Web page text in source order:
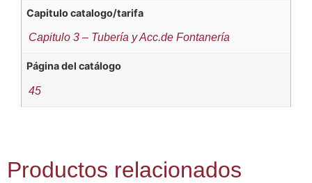
Capitulo catalogo/tarifa
Capitulo 3 – Tubería y Acc.de Fontanería
Página del catálogo
45
Productos relacionados